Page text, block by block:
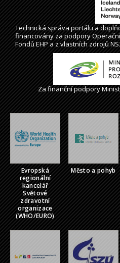
Technická správaportálua
financovány za podpory
Fondů EHP a z vlastních zdrojů
Za finanční podpory
Evropská
regionální
kancelář
Světové
zdravotní
organizace
(WHO/EURO)
Město a pohyb